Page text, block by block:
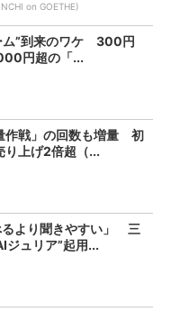
on GOETHE)
ム”到来のワケ 300円
円超の「...
作戦」の回数も増量 初
り上げ2倍超（...
るより聞きやすい」 三
ジュリア”起用...